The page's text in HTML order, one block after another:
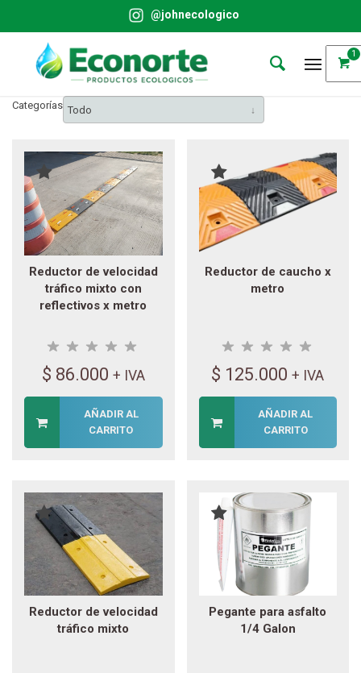
@johnecologico
1
Categorías Todo
Reductor de velocidad
tráfico mixto con
reflectivos x metro
$ 86.000 + IVA
AÑADIR AL
CARRITO
Reductor de caucho x
metro
$ 125.000 + IVA
AÑADIR AL
CARRITO
Reductor de velocidad
tráfico mixto
Pegante para asfalto
1/4 Galon